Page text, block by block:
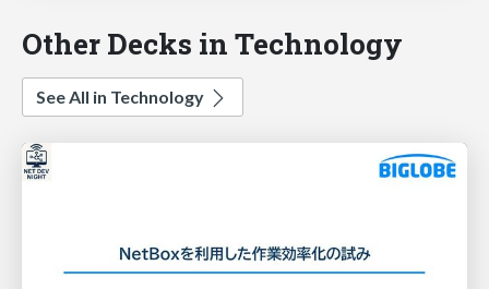
Other Decks in Technology
See All in Technology